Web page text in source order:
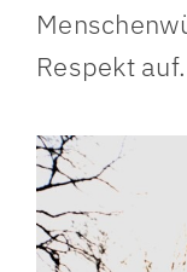
Respekt auf.